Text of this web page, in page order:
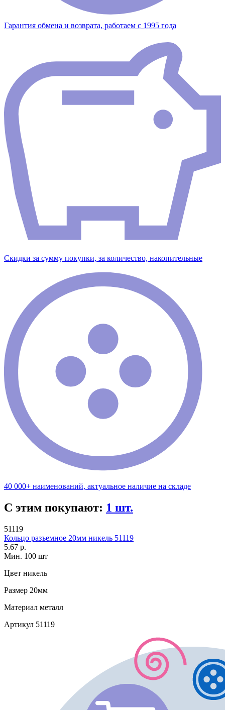
Гарантия обмена и возврата, работаем с 1995 года
Скидки за сумму покупки, за количество, накопительные
40 000+ наименований, актуальное наличие на складе
С этим покупают: 1 шт.
51119
Кольцо разъемное 20мм никель 51119
5.67 р.
Мин. 100 шт
Цвет никель
Размер 20мм
Материал металл
Артикул 51119